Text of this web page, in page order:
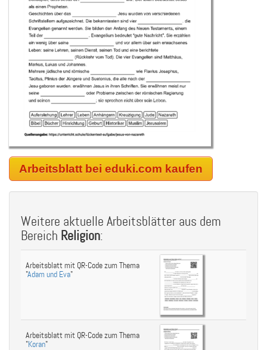
Arbeitsblatt bei eduki.com kaufen
Weitere aktuelle Arbeitsblätter aus dem
Bereich Religion:
Arbeitsblatt mit QR-Code zum Thema
"Adam und Eva"
Arbeitsblatt mit QR-Code zum Thema
"Koran"